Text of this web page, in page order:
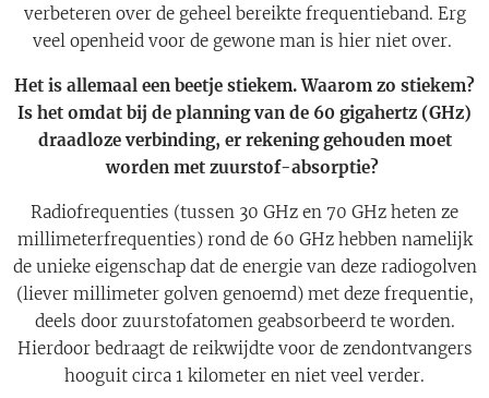
verbeteren over de geheel bereikte frequentieband. Erg
veel openheid voor de gewone man is hier niet over.
Het is allemaal een beetje stiekem. Waarom zo stiekem?
Is het omdat bij de planning van de 60 gigahertz (GHz)
draadloze verbinding, er rekening gehouden moet
worden met zuurstof-absorptie?
Radiofrequenties (tussen 30 GHz en 70 GHz heten ze
millimeterfrequenties) rond de 60 GHz hebben namelijk
de unieke eigenschap dat de energie van deze radiogolven
(liever millimeter golven genoemd) met deze frequentie,
deels door zuurstofatomen geabsorbeerd te worden.
Hierdoor bedraagt de reikwijdte voor de zendontvangers
hooguit circa 1 kilometer en niet veel verder.